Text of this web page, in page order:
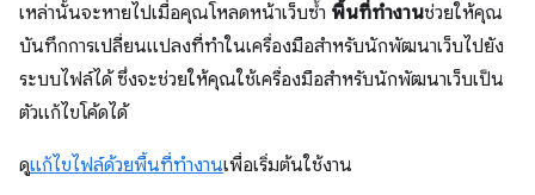
เหล่านั้นจะหายไปเมื่อคุณโหลดหน้าเว็บซ้ำ พื้นที่ทำงานช่วยให้คุณ
บันทึกการเปลี่ยนแปลงที่ทำในเครื่องมือสำหรับนักพัฒนาเว็บไปยัง
ระบบไฟล์ได้ ซึ่งจะช่วยให้คุณใช้เครื่องมือสำหรับนักพัฒนาเว็บเป็น
ตัวแก้ไขโค้ดได้
ดูแก้ไขไฟล์ด้วยพื้นที่ทำงานเพื่อเริ่มต้นใช้งาน